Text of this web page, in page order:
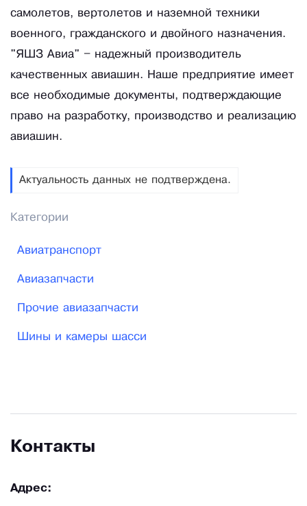
самолетов, вертолетов и наземной техники
военного, гражданского и двойного назначения.
"ЯШЗ Авиа" – надежный производитель
качественных авиашин. Наше предприятие имеет
все необходимые документы, подтверждающие
право на разработку, производство и реализацию
авиашин.
Актуальность данных не подтверждена.
Категории
Авиатранспорт
Авиазапчасти
Прочие авиазапчасти
Шины и камеры шасси
Контакты
Адрес: